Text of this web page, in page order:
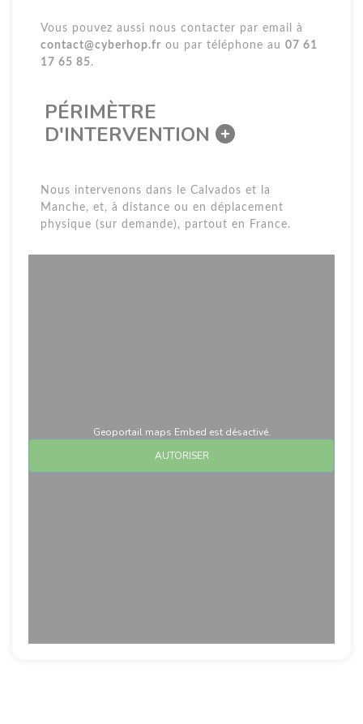
Vous pouvez aussi nous contacter par email à
contact@cyberhop.fr ou par téléphone au 07 61
17 65 85.
PÉRIMÈTRE
D'INTERVENTION
Nous intervenons dans le Calvados et la
Manche, et, à distance ou en déplacement
physique (sur demande), partout en France.
Geoportail maps Embed est désactivé.
AUTORISER